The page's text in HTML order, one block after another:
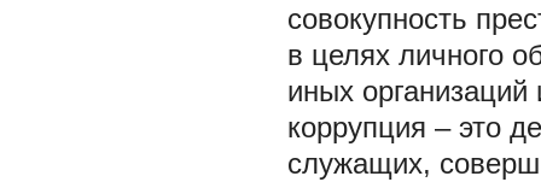
совокупность
в целях личного
иных
коррупция – это
служащих,